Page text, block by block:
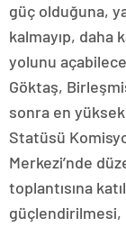
güç olduğuna,
kalmayıp, daha
yolunu
Göktaş,
sonra en yüksek
Statüsü
Merkezi’nde
toplantısına
güçlendirilmesi,